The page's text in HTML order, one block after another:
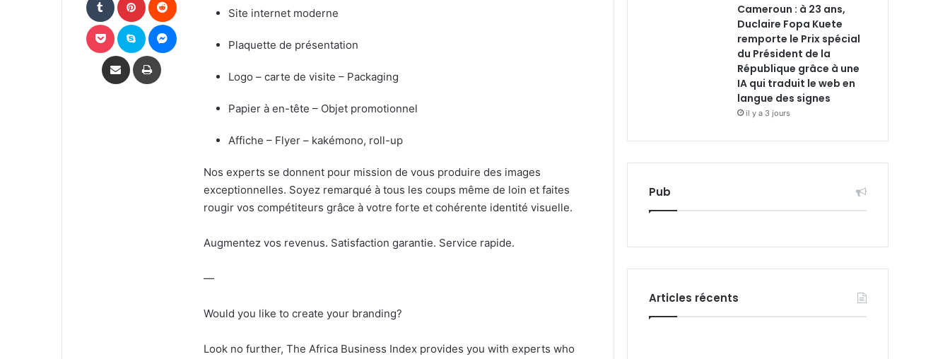
Site internet moderne
Plaquette de présentation
Logo – carte de visite – Packaging
Papier à en-tête – Objet promotionnel
Affiche – Flyer – kakémono, roll-up
Nos experts se donnent pour mission de vous produire des images
exceptionnelles. Soyez remarqué à tous les coups même de loin et faites
rougir vos compétiteurs grâce à votre forte et cohérente identité visuelle.
Augmentez vos revenus. Satisfaction garantie. Service rapide.
—
Would you like to create your branding?
Look no further, The Africa Business Index provides you with experts who
Pocket Skype
Partager par email Imprimer
Cameroun : à 23 ans,
Duclaire Fopa Kuete
remporte le Prix spécial
du Président de la
République grâce à une
IA qui traduit le web en
langue des signes
il y a 3 jours
Pub
Articles récents